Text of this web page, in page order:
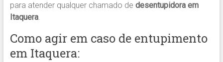
para atender qualquer chamado de desentupidora em
Itaquera.
Como agir em caso de entupimento
em Itaquera: